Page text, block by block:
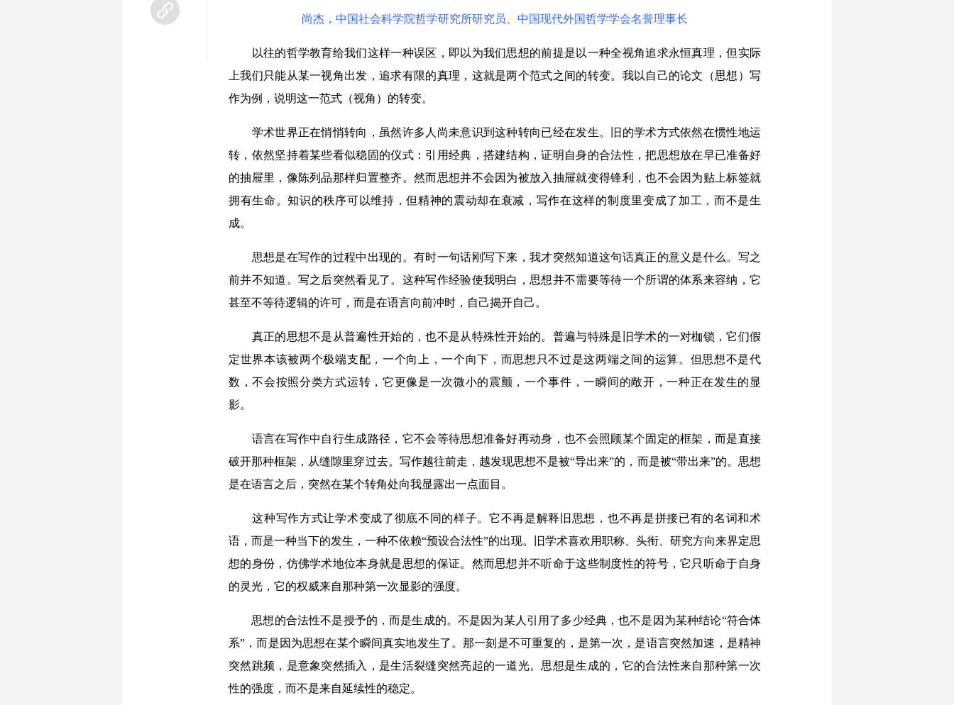
尚杰，中国社会科学院哲学研究所研究员、中国现代外国哲学学会名誉理事长
以往的哲学教育给我们这样一种误区，即以为我们思想的前提是以一种全视角追求永恒真理，但实际
上我们只能从某一视角出发，追求有限的真理，这就是两个范式之间的转变。我以自己的论文（思想）写
作为例，说明这一范式（视角）的转变。
学术世界正在悄悄转向，虽然许多人尚未意识到这种转向已经在发生。旧的学术方式依然在惯性地运
转，依然坚持着某些看似稳固的仪式：引用经典，搭建结构，证明自身的合法性，把思想放在早已准备好
的抽屉里，像陈列品那样归置整齐。然而思想并不会因为被放入抽屉就变得锋利，也不会因为贴上标签就
拥有生命。知识的秩序可以维持，但精神的震动却在衰减，写作在这样的制度里变成了加工，而不是生
成。
思想是在写作的过程中出现的。有时一句话刚写下来，我才突然知道这句话真正的意义是什么。写之
前并不知道。写之后突然看见了。这种写作经验使我明白，思想并不需要等待一个所谓的体系来容纳，它
甚至不等待逻辑的许可，而是在语言向前冲时，自己揭开自己。
真正的思想不是从普遍性开始的，也不是从特殊性开始的。普遍与特殊是旧学术的一对枷锁，它们假
定世界本该被两个极端支配，一个向上，一个向下，而思想只不过是这两端之间的运算。但思想不是代
数，不会按照分类方式运转，它更像是一次微小的震颤，一个事件，一瞬间的敞开，一种正在发生的显
影。
语言在写作中自行生成路径，它不会等待思想准备好再动身，也不会照顾某个固定的框架，而是直接
破开那种框架，从缝隙里穿过去。写作越往前走，越发现思想不是被“导出来”的，而是被“带出来”的。思想
是在语言之后，突然在某个转角处向我显露出一点面目。
这种写作方式让学术变成了彻底不同的样子。它不再是解释旧思想，也不再是拼接已有的名词和术
语，而是一种当下的发生，一种不依赖“预设合法性”的出现。旧学术喜欢用职称、头衔、研究方向来界定思
想的身份，仿佛学术地位本身就是思想的保证。然而思想并不听命于这些制度性的符号，它只听命于自身
的灵光，它的权威来自那种第一次显影的强度。
思想的合法性不是授予的，而是生成的。不是因为某人引用了多少经典，也不是因为某种结论“符合体
系”，而是因为思想在某个瞬间真实地发生了。那一刻是不可重复的，是第一次，是语言突然加速，是精神
突然跳频，是意象突然插入，是生活裂缝突然亮起的一道光。思想是生成的，它的合法性来自那种第一次
性的强度，而不是来自延续性的稳定。